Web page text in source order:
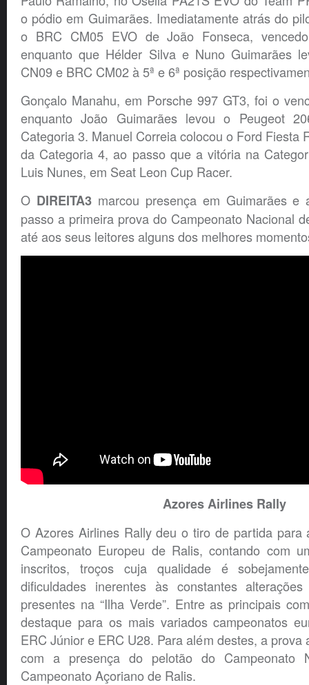
o pódio em Guimarães. Imediatamente atrás do
o BRC CM05 EVO de João Fonseca,
enquanto que Hélder Silva e Nuno Guimarães
CN09 e BRC CM02 à 5ª e 6ª posição
Gonçalo Manahu, em Porsche 997 GT3, foi o
enquanto João Guimarães levou o Peugeot
Categoria 3. Manuel Correia colocou o Ford Fiesta
da Categoria 4, ao passo que a vitória na
Luis Nunes, em Seat Leon Cup Racer.
O DIREITA3marcou presença em Guimarães e
passo a primeira prova do Campeonato Nacional
até aos seus leitores alguns dos melhores
Azores Airlines Rally
O Azores Airlines Rally deu o tiro de partida para
Campeonato Europeu de Ralis, contando com
inscritos, troços cuja qualidade é
dificuldades inerentes às constantes
presentes na “Ilha Verde”. Entre as principais
destaque para os mais variados campeonatos
ERC Júnior e ERC U28. Para além destes, a prova
com a presença do pelotão do Campeonato
Campeonato Açoriano de Ralis.